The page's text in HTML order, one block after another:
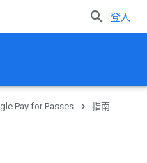
登入
Pay for Passes 指南